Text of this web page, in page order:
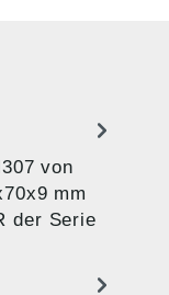
von
mm
der Serie